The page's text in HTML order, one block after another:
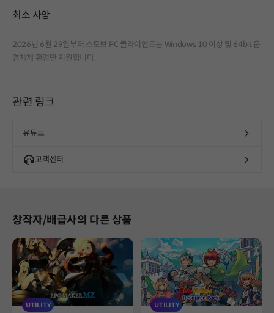
최소 사양
2026년 6월 29일부터 스토브 PC 클라이언트는 Windows 10 이상 및 64bit 운
영체제 환경만 지원합니다.
관련 링크
유튜브
고객센터
창작자/배급사의 다른 상품
UTILITY UTILITY